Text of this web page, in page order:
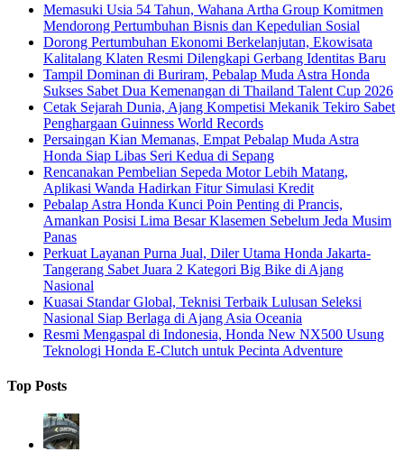
Memasuki Usia 54 Tahun, Wahana Artha Group Komitmen
Mendorong Pertumbuhan Bisnis dan Kepedulian Sosial
Dorong Pertumbuhan Ekonomi Berkelanjutan, Ekowisata
Kalitalang Klaten Resmi Dilengkapi Gerbang Identitas Baru
Tampil Dominan di Buriram, Pebalap Muda Astra Honda
Sukses Sabet Dua Kemenangan di Thailand Talent Cup 2026
Cetak Sejarah Dunia, Ajang Kompetisi Mekanik Tekiro Sabet
Penghargaan Guinness World Records
Persaingan Kian Memanas, Empat Pebalap Muda Astra
Honda Siap Libas Seri Kedua di Sepang
Rencanakan Pembelian Sepeda Motor Lebih Matang,
Aplikasi Wanda Hadirkan Fitur Simulasi Kredit
Pebalap Astra Honda Kunci Poin Penting di Prancis,
Amankan Posisi Lima Besar Klasemen Sebelum Jeda Musim
Panas
Perkuat Layanan Purna Jual, Diler Utama Honda Jakarta-
Tangerang Sabet Juara 2 Kategori Big Bike di Ajang
Nasional
Kuasai Standar Global, Teknisi Terbaik Lulusan Seleksi
Nasional Siap Berlaga di Ajang Asia Oceania
Resmi Mengaspal di Indonesia, Honda New NX500 Usung
Teknologi Honda E-Clutch untuk Pecinta Adventure
Top Posts